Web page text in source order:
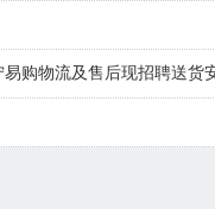
易购物流及售后现招聘送货